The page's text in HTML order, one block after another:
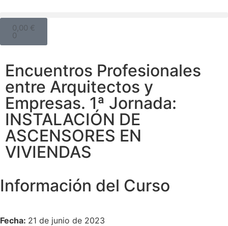
0,00 €
0
Encuentros Profesionales
entre Arquitectos y
Empresas. 1ª Jornada:
INSTALACIÓN DE
ASCENSORES EN
VIVIENDAS
Información del Curso
Fecha: 21 de junio de 2023